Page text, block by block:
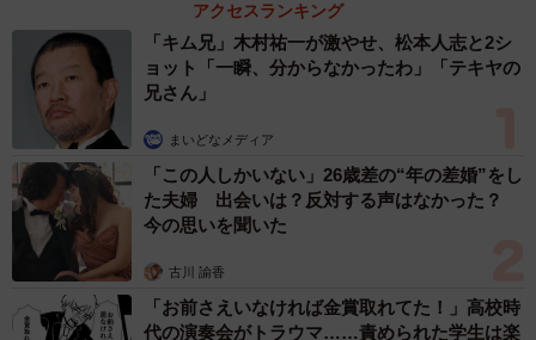
セクシー女優がSNSをやる大きな理由は、イベントや作品
のための宣伝活動です。そのため「応援の意味でおはよう
リプ」をされても、あまり応援として効果がなく、むしろ
厄介な存在として扱われてしまうのです。
アクセスランキング
「キム兄」木村祐一が激やせ、松本人志と2シ
ョット「一瞬、分からなかったわ」「テキヤの
兄さん」
まいどなメディア
「この人しかいない」26歳差の“年の差婚”をし
た夫婦 出会いは？反対する声はなかった？
今の思いを聞いた
古川 諭香
「お前さえいなければ金賞取れてた！」高校時
代の演奏会がトラウマ……責められた学生は楽